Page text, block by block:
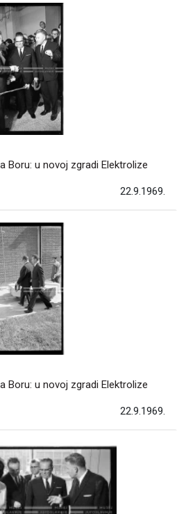
Boru: u novoj zgradi Elektrolize
22.9.1969.
Boru: u novoj zgradi Elektrolize
22.9.1969.